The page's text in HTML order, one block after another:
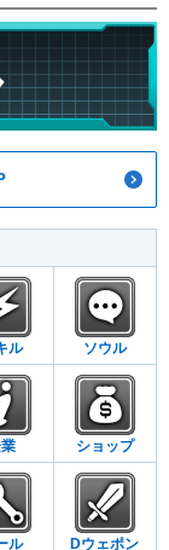
ル ソウル
ショップ
ル Dウェポン